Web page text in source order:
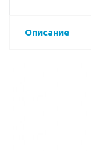
Описание